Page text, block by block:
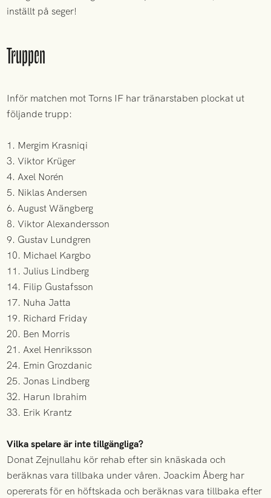
inställt på seger!
Truppen
Inför matchen mot Torns IF har tränarstaben plockat ut
följande trupp:
1. Mergim Krasniqi
3. Viktor Krüger
4. Axel Norén
5. Niklas Andersen
6. August Wängberg
8. Viktor Alexandersson
9. Gustav Lundgren
10. Michael Kargbo
11. Julius Lindberg
14. Filip Gustafsson
17. Nuha Jatta
19. Richard Friday
20. Ben Morris
21. Axel Henriksson
24. Emin Grozdanic
25. Jonas Lindberg
32. Harun Ibrahim
33. Erik Krantz
Vilka spelare är inte tillgängliga?
Donat Zejnullahu kör rehab efter sin knäskada och
beräknas vara tillbaka under våren. Joackim Åberg har
opererats för en höftskada och beräknas vara tillbaka efter